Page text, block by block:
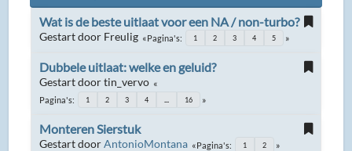
Wat is de beste uitlaat voor een NA / non-turbo?
Gestart door Freulig Pagina's 1 2 3 4 5
Dubbele uitlaat: welke en geluid?
Gestart door tin_vervo
Pagina's 1 2 3 4 16
Monteren Sierstuk
Gestart doorAntonioMontana Pagina's 1 2